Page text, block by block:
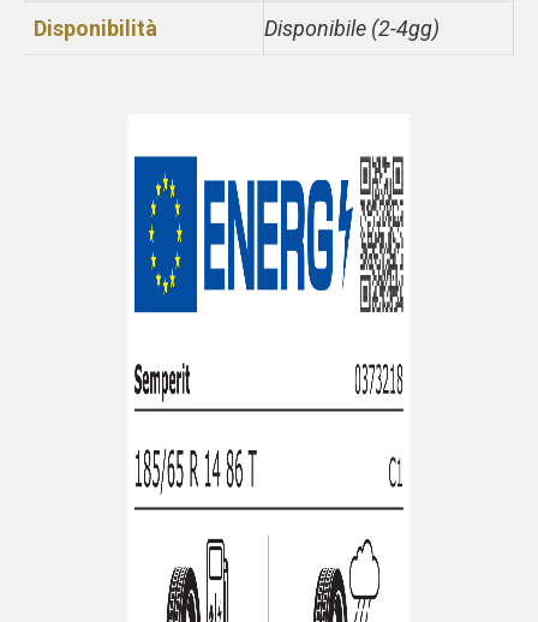
Disponibilità Disponibile (2-4gg)